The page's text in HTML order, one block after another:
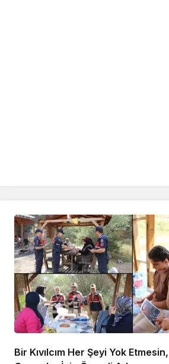
Bir Kıvılcım Her Şeyi Yok